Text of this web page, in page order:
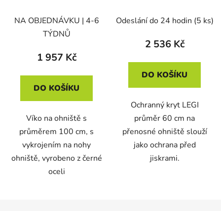
NA OBJEDNÁVKU | 4-6
TÝDNŮ
1 957 Kč
DO KOŠÍKU
Víko na ohniště s
průměrem 100 cm, s
vykrojením na nohy
ohniště, vyrobeno z černé
oceli
Odeslání do 24 hodin (5 ks)
2 536 Kč
DO KOŠÍKU
Ochranný kryt LEGI
průměr 60 cm na
přenosné ohniště slouží
jako ochrana před
jiskrami.